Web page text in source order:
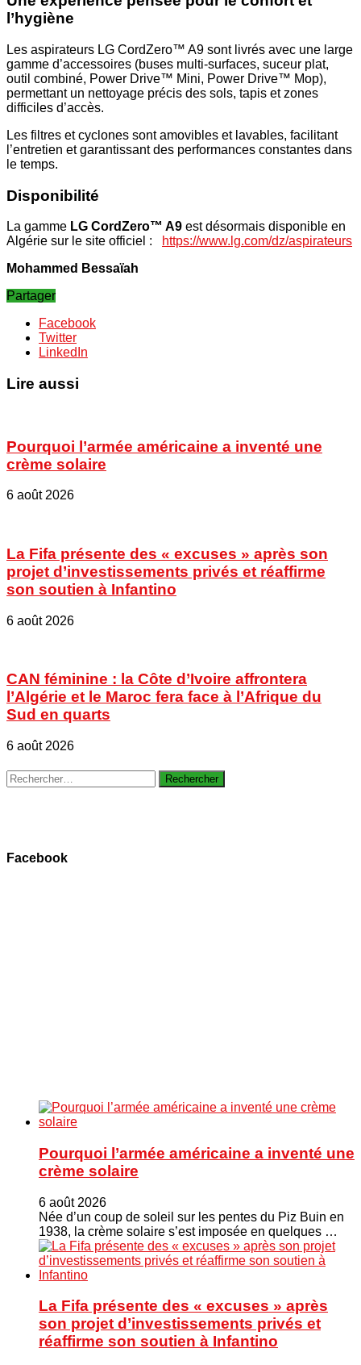
l’hygiène
Les aspirateurs LG CordZero™ A9 sont livrés avec une large
gamme d’accessoires (buses multi-surfaces, suceur plat,
outil combiné, Power Drive™ Mini, Power Drive™ Mop),
permettant un nettoyage précis des sols, tapis et zones
difficiles d’accès.
Les filtres et cyclones sont amovibles et lavables, facilitant
l’entretien et garantissant des performances constantes dans
le temps.
Disponibilité
La gamme LG CordZero™ A9 est désormais disponible en
Algérie sur le site officiel :
https://www.lg.com/dz/aspirateurs
Mohammed Bessaïah
Partager
Facebook
Twitter
LinkedIn
Lire aussi
Pourquoi l’armée américaine a inventé une
crème solaire
6 août 2026
La Fifa présente des « excuses » après son
projet d’investissements privés et réaffirme
son soutien à Infantino
6 août 2026
CAN féminine : la Côte d’Ivoire affrontera
l’Algérie et le Maroc fera face à l’Afrique du
Sud en quarts
6 août 2026
Rechercher :
Facebook
Pourquoi l’armée américaine a inventé une
crème solaire
6 août 2026
Née d’un coup de soleil sur les pentes du Piz Buin en
1938, la crème solaire s’est imposée en quelques …
La Fifa présente des « excuses » après
son projet d’investissements privés et
réaffirme son soutien à Infantino